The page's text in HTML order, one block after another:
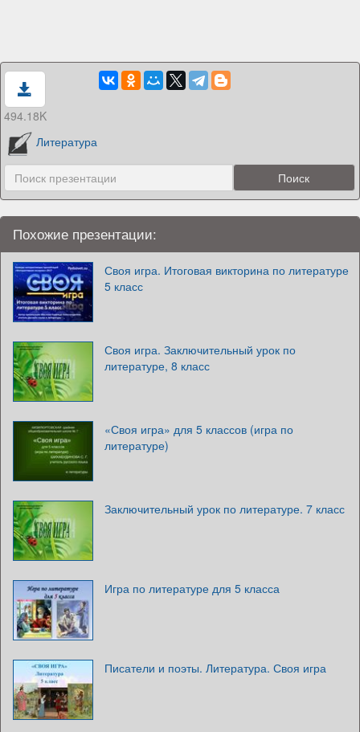
494.18K
Литература
Похожие презентации:
Своя игра. Итоговая викторина по литературе
5 класс
Своя игра. Заключительный урок по
литературе, 8 класс
«Своя игра» для 5 классов (игра по
литературе)
Заключительный урок по литературе. 7 класс
Игра по литературе для 5 класса
Писатели и поэты. Литература. Своя игра